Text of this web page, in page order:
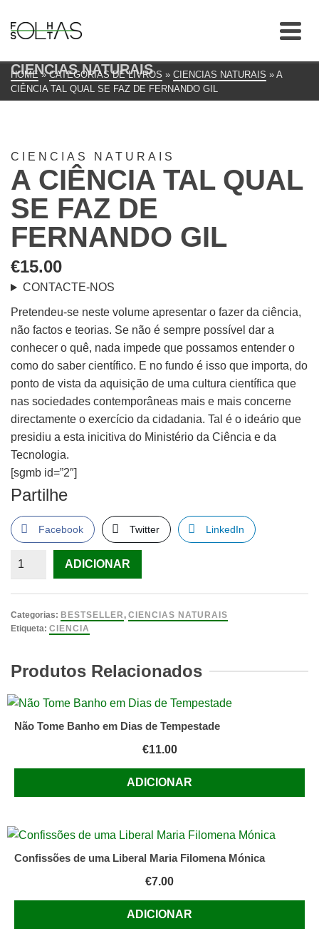
CIENCIAS NATURAIS
HOME » CATEGORIAS DE LIVROS » CIENCIAS NATURAIS » A
CIÊNCIA TAL QUAL SE FAZ DE FERNANDO GIL
CIENCIAS NATURAIS
A CIÊNCIA TAL QUAL
SE FAZ DE
FERNANDO GIL
€15.00
CONTACTE-NOS
Pretendeu-se neste volume apresentar o fazer da ciência,
não factos e teorias. Se não é sempre possível dar a
conhecer o quê, nada impede que possamos entender o
como do saber científico. E no fundo é isso que importa, do
ponto de vista da aquisição de uma cultura científica que
nas sociedades contemporâneas mais e mais concerne
directamente o exercício da cidadania. Tal é o ideário que
presidiu a esta inicitiva do Ministério da Ciência e da
Tecnologia.
[sgmb id=”2″]
Partilhe
Facebook Twitter LinkedIn
Quantidade
Ciência
Tal
Se
de
Fernando
ADICIONAR
Categorias: BESTSELLER , CIENCIAS NATURAIS
Etiqueta: CIENCIA
Produtos Relacionados
Não Tome Banho em Dias de Tempestade
€11.00
ADICIONAR
Confissões de uma Liberal Maria Filomena Mónica
€7.00
ADICIONAR